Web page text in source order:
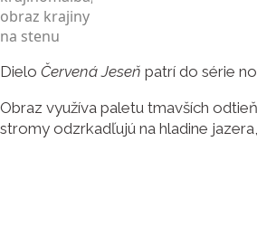
Dielo Červená Jeseň patrí do série
Obraz využíva paletu tmavších
stromy odzrkadľujú na hladine